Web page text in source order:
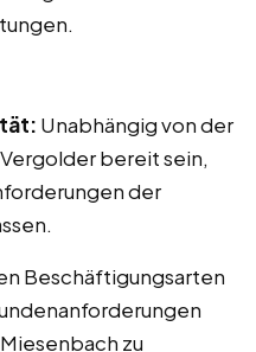
Unabhängig von der
bereit sein,
der
Beschäftigungsarten
zu